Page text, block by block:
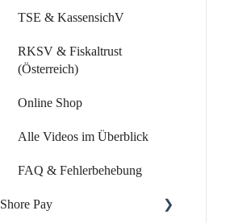
Marketing Funktionen
Alle Videos im Überblick
TSE & KassensichV
RKSV & Fiskaltrust
(Österreich)
Online Shop
Alle Videos im Überblick
FAQ & Fehlerbehebung
Shore Pay